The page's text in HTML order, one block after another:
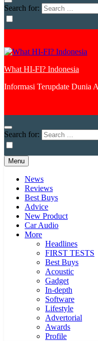
Search for:
What HI-FI? Indonesia
Informasi Terupdate Dunia
Search for:
Menu
News
Reviews
Best Buys
Advice
New Product
Car Audio
More
Headlines
FIRST TESTS
Best Buys
Acoustic
Gadget
In-depth
Software
Lifestyle
Advertorial
Awards
Profile